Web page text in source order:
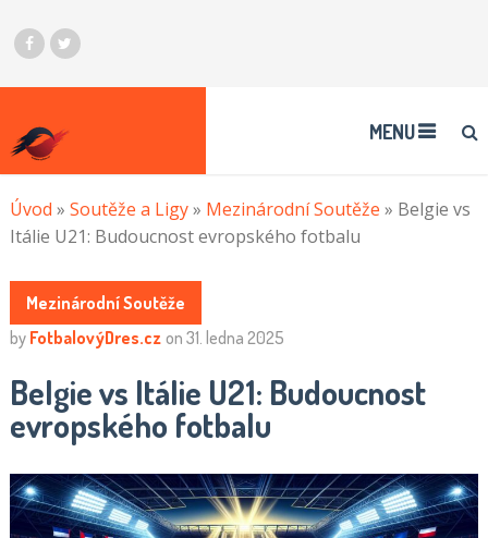
MENU
Úvod » Soutěže a Ligy» Mezinárodní Soutěže » Belgie vs
Itálie U21: Budoucnost evropského fotbalu
Mezinárodní Soutěže
by FotbalovýDres.cz on 31. ledna 2025
Belgie vs Itálie U21: Budoucnost
evropského fotbalu